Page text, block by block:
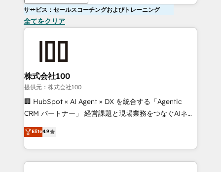
サービス：セールスコーチングおよびトレーニング
全てをクリア
株式会社100
提供元：株式会社100
🏢 HubSpot × AI Agent × DX を統合する「Agentic
CRM パートナー」 経営課題と現場業務をつなぐAIネイ
ティブ・エージェンシーとして、HubSpot Eliteの実装
力で顧客フロント業務を再設計します。 💡 100inc は何
をする会社か？ HubSpotを共通基盤に、AIエージェン
トを組み込んだ顧客フロント業務（マーケティング・営
Elite4.9